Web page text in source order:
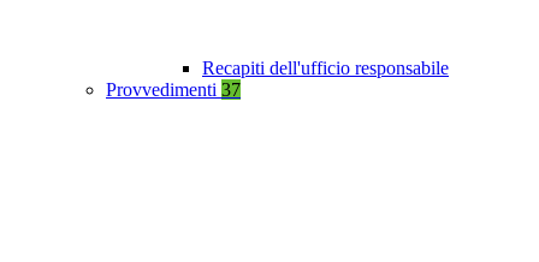
Recapiti dell'ufficio responsabile
Provvedimenti 37